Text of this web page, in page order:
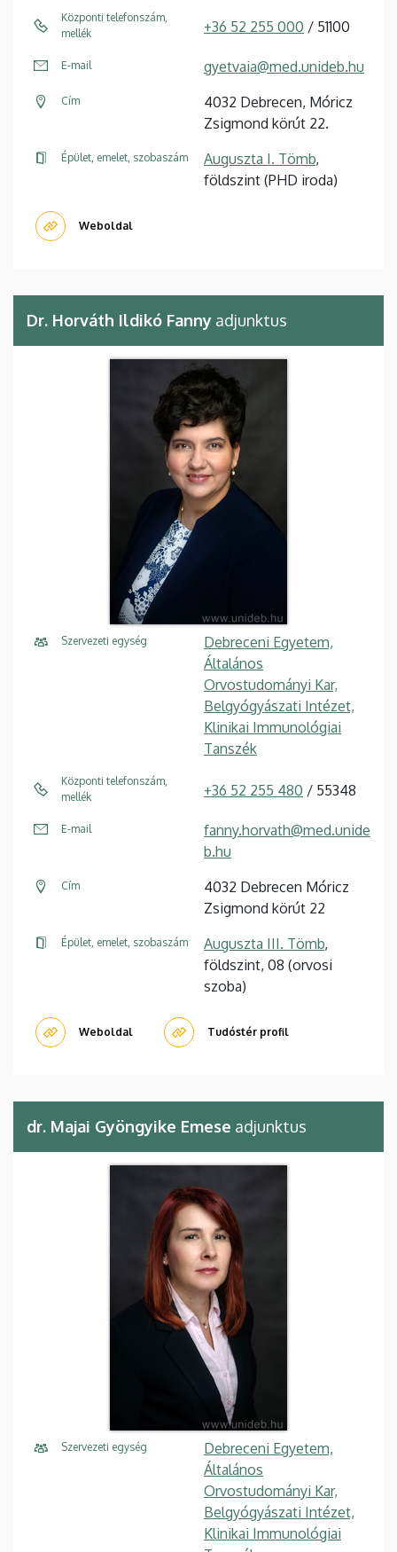
Központi telefonszám,
mellék
+36 52 255 000 / 51100
E-mail gyetvaia@med.unideb.hu
Cím
4032 Debrecen, Móricz
Zsigmond körút 22.
Épület, emelet, szobaszám Auguszta I. Tömb,
földszint (PHD iroda)
Weboldal
Dr. Horváth Ildikó Fanny adjunktus
Szervezeti egység
Debreceni Egyetem,
Általános
Orvostudományi Kar,
Belgyógyászati Intézet,
Klinikai Immunológiai
Tanszék
Központi telefonszám,
mellék
+36 52 255 480 / 55348
E-mail
fanny.horvath@med.unide
b.hu
Cím
4032 Debrecen Móricz
Zsigmond körút 22
Épület, emelet, szobaszám Auguszta III. Tömb,
földszint, 08 (orvosi
szoba)
Weboldal Tudóstér profil
dr. Majai Gyöngyike Emese adjunktus
Szervezeti egység
Debreceni Egyetem,
Általános
Orvostudományi Kar,
Belgyógyászati Intézet,
Klinikai Immunológiai